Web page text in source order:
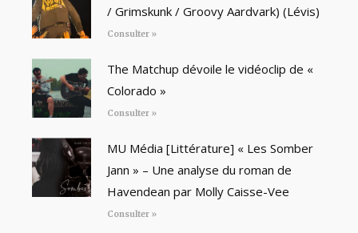
/ Grimskunk / Groovy Aardvark) (Lévis)
Consulter »
The Matchup dévoile le vidéoclip de «
Colorado »
Consulter »
MU Média [Littérature] « Les Somber
Jann » – Une analyse du roman de
Havendean par Molly Caisse-Vee
Consulter »